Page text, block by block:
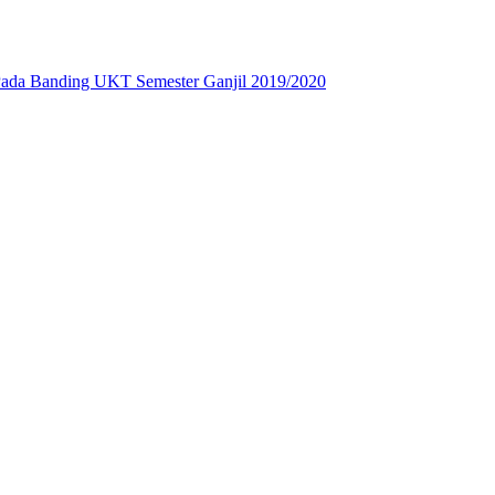
Banding UKT Semester Ganjil 2019/2020